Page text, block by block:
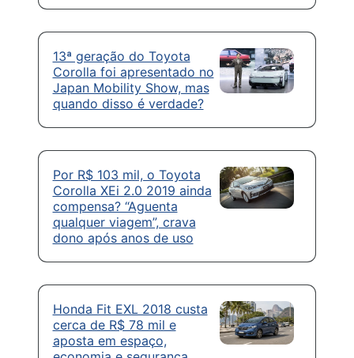
13ª geração do Toyota
Corolla foi apresentado no
Japan Mobility Show, mas
quando disso é verdade?
Por R$ 103 mil, o Toyota
Corolla XEi 2.0 2019 ainda
compensa? “Aguenta
qualquer viagem”, crava
dono após anos de uso
Honda Fit EXL 2018 custa
cerca de R$ 78 mil e
aposta em espaço,